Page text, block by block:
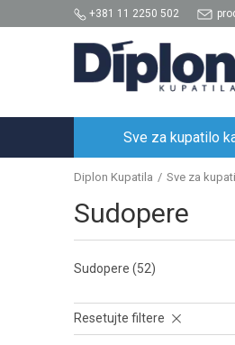
+381 11 2250 502
Sve za kupatilo
Diplon Kupatila Sve za
Sudopere
Sudopere (52)
Resetujte filtere